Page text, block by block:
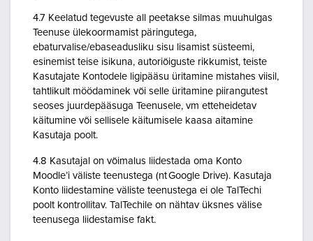
4.7 Keelatud tegevuste all peetakse silmas muuhulgas
Teenuse ülekoormamist päringutega,
ebaturvalise/ebaseadusliku sisu lisamist süsteemi,
esinemist teise isikuna, autoriõiguste rikkumist, teiste
Kasutajate Kontodele ligipääsu üritamine mistahes viisil,
tahtlikult möödaminek või selle üritamine piirangutest
seoses juurdepääsuga Teenusele, vm etteheidetav
käitumine või sellisele käitumisele kaasa aitamine
Kasutaja poolt.
4.8 Kasutajal on võimalus liidestada oma Konto
Moodle’i väliste teenustega (nt Google Drive). Kasutaja
Konto liidestamine väliste teenustega ei ole TalTechi
poolt kontrollitav. TalTechile on nähtav üksnes välise
teenusega liidestamise fakt.